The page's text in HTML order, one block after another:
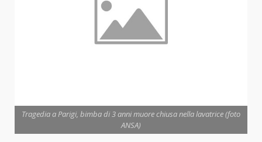
Tragedia a Parigi, bimba di 3 anni muore chiusa nella lavatrice (foto
ANSA)